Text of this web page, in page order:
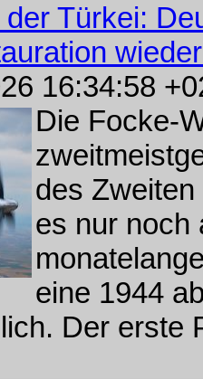
Türkei:
16:34:58
Die Focke-
des
es nur noch
eine 1944
Der erste